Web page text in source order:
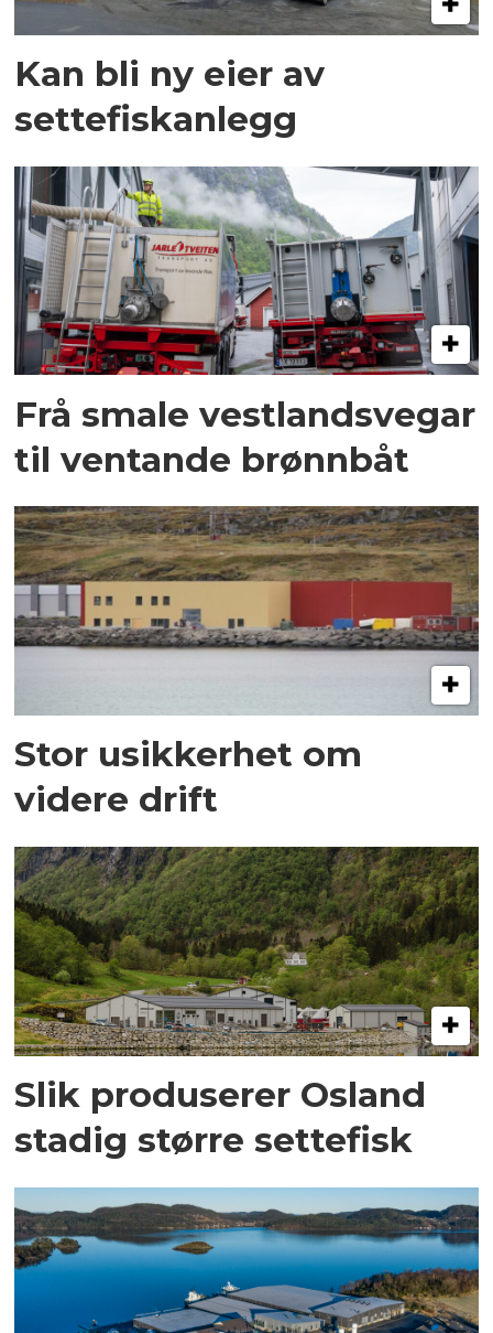
Kan bli ny eier av
settefiskanlegg
Frå smale vestlandsvegar
til ventande brønnbåt
Stor usikkerhet om
videre drift
Slik produserer Osland
stadig større settefisk